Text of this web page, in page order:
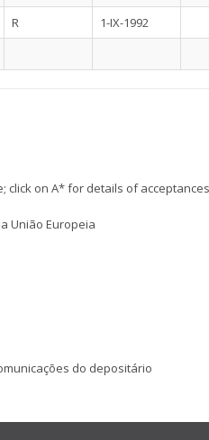
R 1-IX-1992
click on A* for details of
União Europeia
do depositário